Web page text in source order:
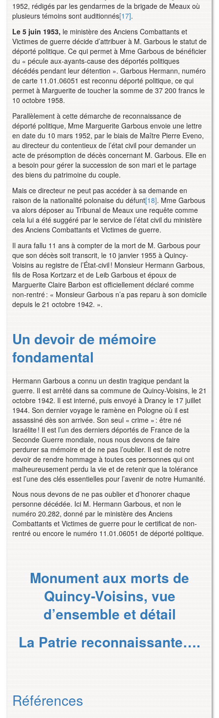
1952, rédigés par les gendarmes de la brigade de Meaux où
plusieurs témoins sont auditionnés[17].
Le 5 juin 1953, le ministère des Anciens Combattants et
Victimes de guerre décide d’attribuer à M. Garbous le statut de
déporté politique. Ce qui permet à Mme Garbous de bénéficier
du « pécule aux-ayants-cause des déportés politiques
décédés pendant leur détention ». Garbous Hermann, numéro
de carte 11.01.06051 est reconnu déporté politique, ce qui
permet à Marguerite de toucher la somme de 37 200 francs le
10 octobre 1958.
Parallèlement à cette démarche de reconnaissance de
déporté politique, Mme Marguerite Garbous envoie une lettre
en date du 10 mars 1952, par le biais de Maître Pierre Eveno,
au directeur du contentieux de l’état civil pour demander un
acte de présomption de décès concernant M. Garbous. Elle en
a besoin pour gérer la succession de son mari et le partage
des biens du patrimoine du couple.
Mais ce directeur ne peut pas accéder à sa demande en
raison de la nationalité polonaise du défunt[18]. Mme Garbous
va alors déposer au Tribunal de Meaux une requête comme
cela lui a été suggéré par le service de l’état civil du ministère
des Anciens Combattants et Victimes de guerre.
Il aura fallu 11 ans à compter de la mort de M. Garbous pour
que son décès soit transcrit, le 10 janvier 1955 à Quincy-
Voisins au registre de l’État-civil ! Monsieur Hermann Garbous,
fils de Rosa Kortzarz et de Leib Garbous et époux de
Marguerite Claire Barbon est officiellement déclaré comme
non-rentré : « Monsieur Garbous n’a pas reparu à son domicile
depuis le 21 octobre 1942. ».
Un devoir de mémoire
fondamental
Hermann Garbous a connu un destin tragique pendant la
guerre. Il est arrêté dans sa commune de Quincy-Voisins, le 21
octobre 1942. Il est interné, puis envoyé à Drancy le 17 juillet
1944. Son dernier voyage le ramène en Pologne où il est
assassiné dès son arrivée. Son seul « crime » : être né
Israélite ! Il est l’un des derniers déportés de France de la
Seconde Guerre mondiale, nous nous devons de faire
perdurer sa mémoire et de ne pas l’oublier. Il est de notre
devoir de rendre hommage à toutes ces personnes qui ont
malheureusement perdu la vie et de retenir que la tolérance
est l’une des clés essentielles pour l’avenir de notre Humanité.
Nous nous devons de ne pas oublier et d’honorer chaque
personne décédée. Ici M. Hermann Garbous, et non le
numéro 20.282, donné par le ministère des Anciens
Combattants et Victimes de guerre pour le certificat de non-
rentré ou encore le numéro 11.01.06051 de déporté politique.
Monument aux morts de
Quincy-Voisins, vue
d’ensemble et détail
La Patrie reconnaissante….
Références